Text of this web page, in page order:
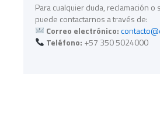
Para cualquier duda, reclamación o
puede contactarnos a través de:
Correo electrónico:
Teléfono: +57 350 5024000